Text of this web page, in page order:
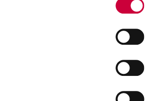
Wilster
Orgelmusik von Bach, Schubert, Reger,